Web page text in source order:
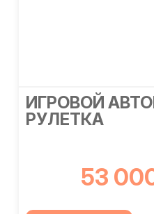
ИГРОВОЙ
РУЛЕТКА
53